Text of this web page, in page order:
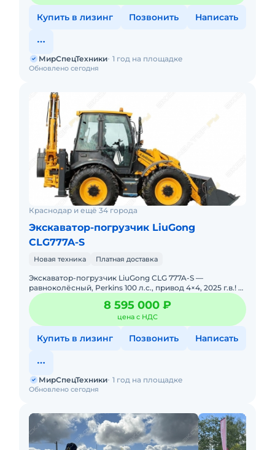
Купить в лизинг Позвонить Написать
Обновлено сегодня
МирСпецТехники 1 год на площадке
Краснодар и ещё 34 города
Экскаватор-погрузчик LiuGong
CLG777A-S
Новая техника Платная доставка
Экскаватор-погрузчик LiuGong CLG 777A-S —
равноколёсный, Perkins 100 л.с., привод 4×4, 2025 г.в.! В
НАЛИЧИИ. НОВЫЙ. Можно в ЛИЗИНГ. Цена С
НДС.Осно
8 595 000 ₽
цена с НДС
Купить в лизинг Позвонить Написать
Обновлено сегодня
МирСпецТехники 1 год на площадке